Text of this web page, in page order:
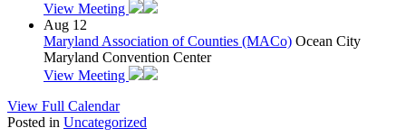
View Meeting
Aug 12
Maryland Association of Counties (MACo) Ocean City
Maryland Convention Center
View Meeting
View Full Calendar
Posted in Uncategorized